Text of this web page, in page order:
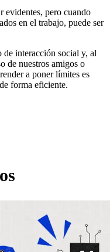
evidentes, pero cuando
en el trabajo, puede ser
interacción social y, al
de nuestros amigos o
a poner límites es
forma eficiente.